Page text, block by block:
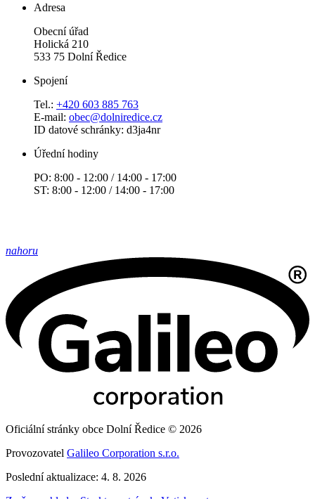
Adresa
Obecní úřad
Holická 210
533 75 Dolní Ředice
Spojení
Tel.: +420 603 885 763
E-mail: obec@dolniredice.cz
ID datové schránky: d3ja4nr
Úřední hodiny
PO: 8:00 - 12:00 / 14:00 - 17:00
ST: 8:00 - 12:00 / 14:00 - 17:00
nahoru
Oficiální stránky obce Dolní Ředice © 2026
Provozovatel Galileo Corporation s.r.o.
Poslední aktualizace: 4. 8. 2026